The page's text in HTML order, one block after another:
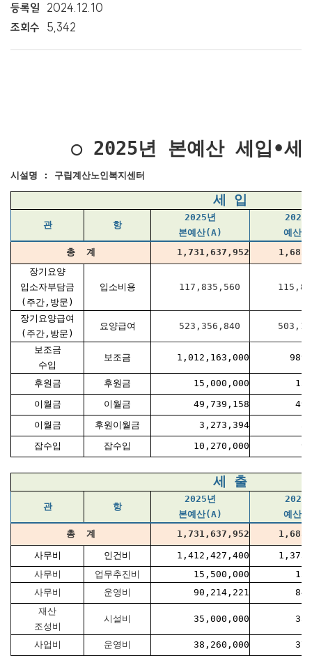
등록일 2024.12.10
조회수 5,342
○ 2025년 본예산 세입•세
시설명 : 구립계산노인복지센터
세 입
관 항
2025년
본예산(A)
2024
예산
총 계
1,731,637,952
장기요양
입소자부담금
(주간,방문)
입소비용 117,835,560
장기요양급여
(주간,방문)
요양급여 523,356,840
보조금
수입
보조금 1,012,163,000
후원금 후원금 15,000,000
이월금
이월금 49,739,158
이월금
후원이월금 3,273,394
잡수입
잡수입 10,270,000
세 출
관 항
2025년
본예산(A)
2024
예산
총 계
1,731,637,952
사무비 인건비 1,412,427,400
사무비
업무추진비 15,500,000
사무비
운영비 90,214,221
재산
조성비
시설비 35,000,000
사업비 운영비 38,260,000